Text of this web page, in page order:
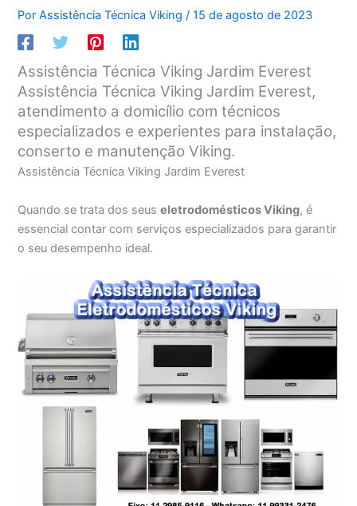
PorAssistência Técnica Viking/15 de agosto de 2023
Assistência Técnica Viking Jardim Everest
Assistência Técnica Viking Jardim Everest,
atendimento a domicílio com técnicos
especializados e experientes para instalação,
conserto e manutenção Viking.
Assistência Técnica Viking Jardim Everest
Quando se trata dos seuseletrodomésticos Viking, é
essencial contar com serviços especializados para garantir
o seu desempenho ideal.